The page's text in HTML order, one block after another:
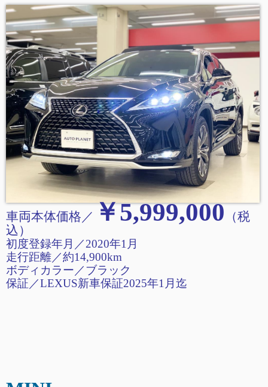
車両本体価格／￥5,999,000 （税
込）
初度登録年月／2020年1月
走行距離／約14,900km
ボディカラー／ブラック
保証／LEXUS新車保証2025年1月迄